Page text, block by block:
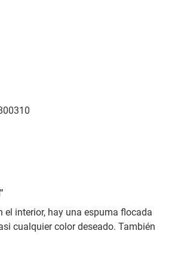
el interior, hay una espuma flocada
cualquier color deseado. También